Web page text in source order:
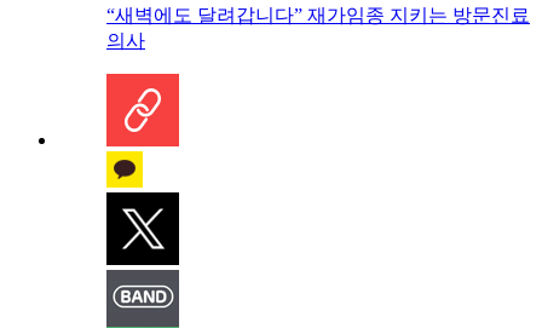
“새벽에도 달려갑니다” 재가임종 지키는 방문진료
의사